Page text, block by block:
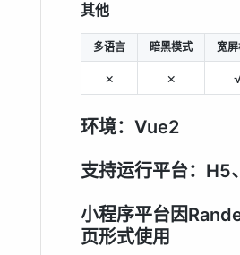
其他
多语言 暗黑模式 宽
× ×
环境：Vue2
支持运行平台：H5
小程序平台因
页形式使用